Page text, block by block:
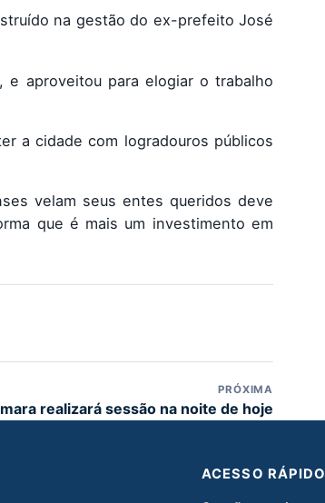
na gestão do ex-prefeito José
e aproveitou para elogiar o trabalho
a cidade com logradouros públicos
velam seus entes queridos deve
que é mais um investimento em
PRÓXIMA
realizará sessão na noite de hoje
ACESSO RÁPIDO